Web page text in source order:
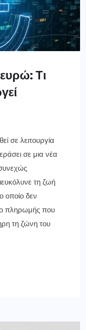
Τι
σε λειτουργία
σε μια νέα
τη ζωή
οποίο δεν
πληρωμής που
τη ζώνη του